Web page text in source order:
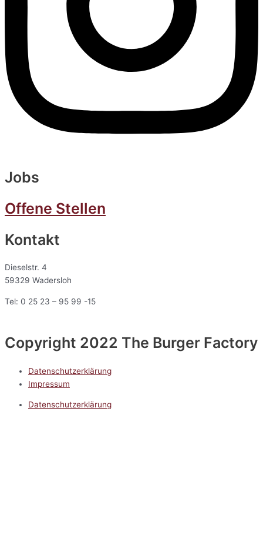
Jobs
Offene Stellen
Kontakt
Dieselstr. 4
59329 Wadersloh
Tel: 0 25 23 – 95 99 -15
Copyright 2022 The Burger Factory
Datenschutzerklärung
Impressum
Datenschutzerklärung